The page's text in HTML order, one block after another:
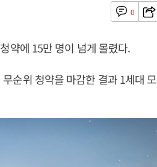
0
약에 15만 명이 넘게 몰렸다.
순위 청약을 마감한 결과 1세대 모